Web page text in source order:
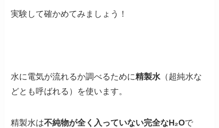
実験して確かめてみましょう！
水に電気が流れるか調べるために精製水 （超純水な
どとも呼ばれる）を使います。
精製水は不純物が全く入っていない完全なH₂Oで